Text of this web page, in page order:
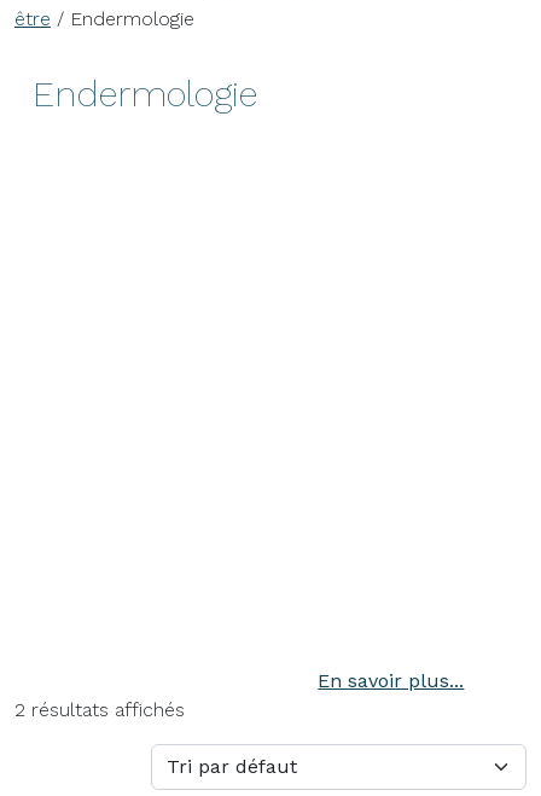
être / Endermologie
Endermologie
2 résultats affichés